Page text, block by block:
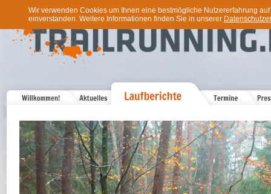
Wir verwenden Cookies um Ihnen eine bestmögliche Nutzererfahrung
einverstanden. Weitere Informationen finden Sie in unserer